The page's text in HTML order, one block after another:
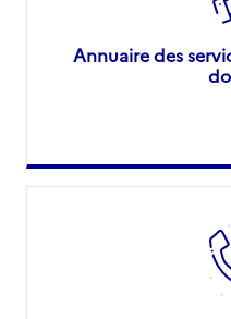
Annuaire des